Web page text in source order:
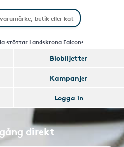
stöttar Landskrona Falcons
Biobiljetter
Kampanjer
Logga in
direkt